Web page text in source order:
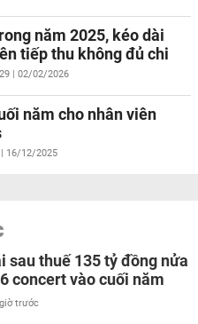
năm 2025, kéo dài
tiếp thu không đủ chi
| 02/02/2026
năm cho nhân viên
| 16/12/2025
sau thuế 135 tỷ đồng nửa
concert vào cuối năm
trước